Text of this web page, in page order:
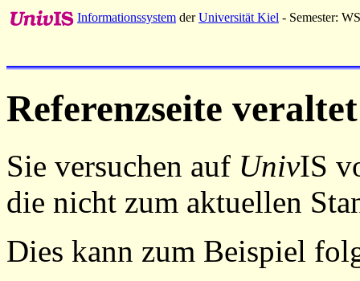
Informationssystem derUniversität Kiel - Semester:
Referenzseite veraltet
Sie versuchen auf UnivIS
die nicht zum aktuellen
Dies kann zum Beispiel